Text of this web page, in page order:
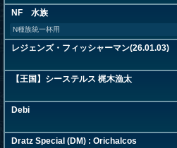
NF 水族
N種族統一杯用
レジェンズ・フィッシャーマン(26.01.03)
【王国】シーステルス 梶木漁太
Debi
Dratz Special (DM) : Orichalcos